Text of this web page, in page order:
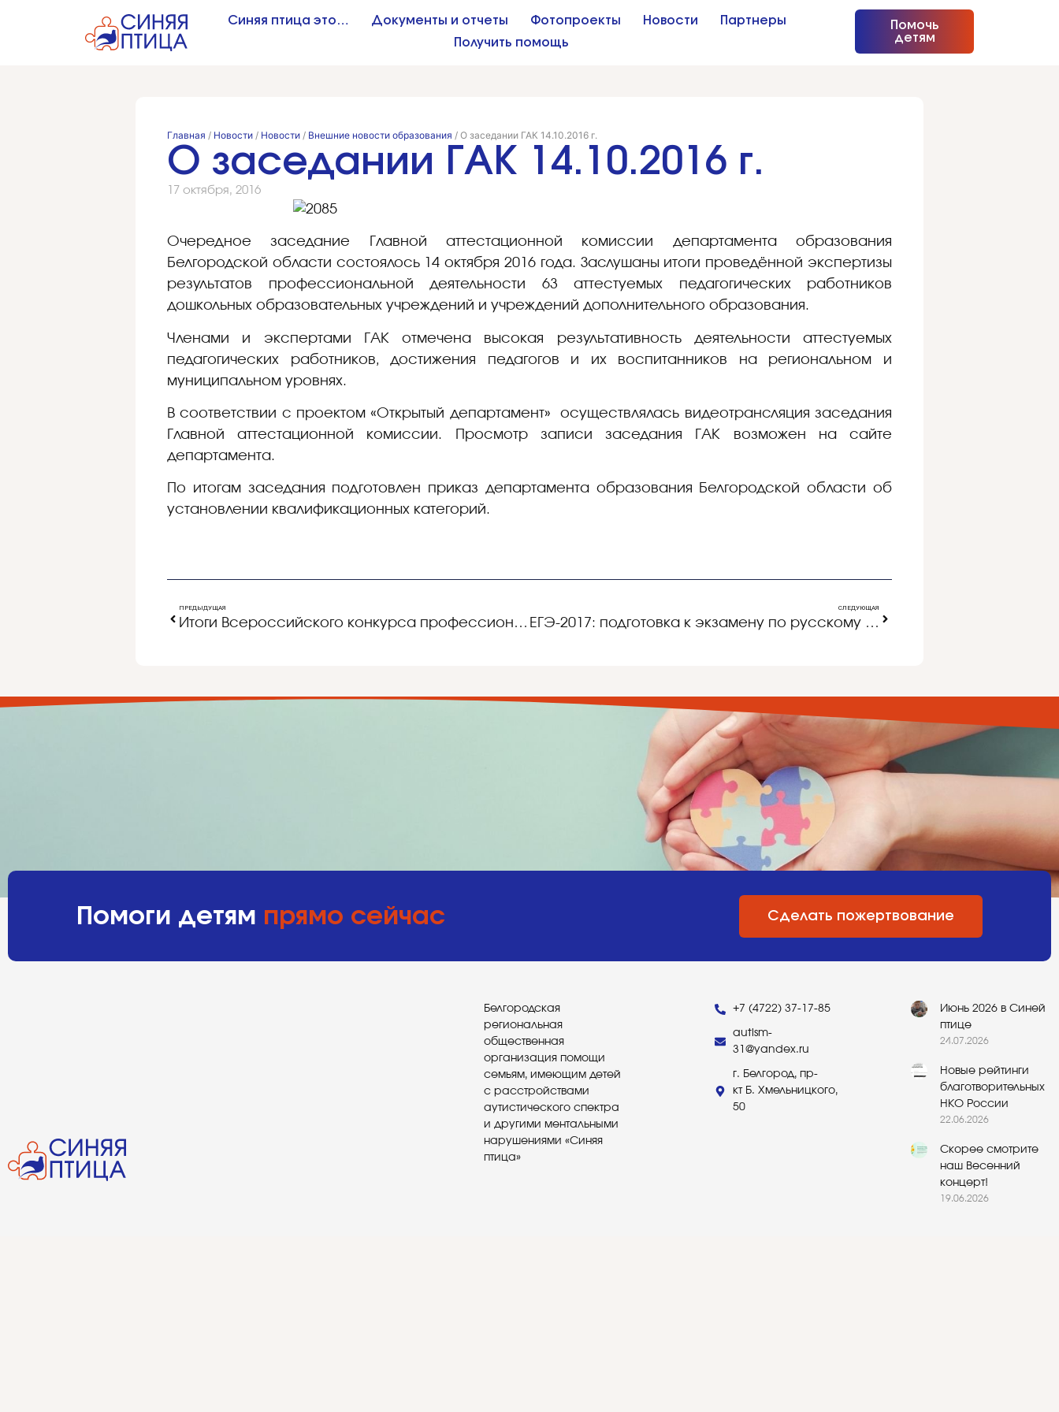
Синяя птица это… Документы и отчеты Фотопроекты Новости
Партнеры
Получить помощь
Помочь
детям
Главная / Новости / Новости / Внешние новости образования / О заседании ГАК 14.10.2016 г.
О заседании ГАК 14.10.2016 г.
17 октября, 2016
Очередное заседание Главной аттестационной комиссии департамента образования
Белгородской области состоялось 14 октября 2016 года. Заслушаны итоги проведённой экспертизы
результатов профессиональной деятельности 63 аттестуемых педагогических работников
дошкольных образовательных учреждений и учреждений дополнительного образования.
Членами и экспертами ГАК отмечена высокая результативность деятельности аттестуемых
педагогических работников, достижения педагогов и их воспитанников на региональном и
муниципальном уровнях.
В соответствии с проектом «Открытый департамент» осуществлялась видеотрансляция заседания
Главной аттестационной комиссии. Просмотр записи заседания ГАК возможен на сайте
департамента.
По итогам заседания подготовлен приказ департамента образования Белгородской области об
установлении квалификационных категорий.
ПРЕДЫДУЩАЯ
Итоги Всероссийского конкурса профессионального мастерства «Педагог-психолог России – 2016»
СЛЕДУЮЩАЯ
ЕГЭ-2017: подготовка к экзамену по русскому языку
Помоги детям прямо сейчас Сделать пожертвование
Белгородская
региональная
общественная
организация помощи
семьям, имеющим детей
с расстройствами
аутистического спектра
и другими ментальными
нарушениями «Синяя
птица»
+7 (4722) 37-17-85
autism-
31@yandex.ru
г. Белгород, пр-
кт Б. Хмельницкого,
50
Июнь 2026 в Синей
птице
24.07.2026
Новые рейтинги
благотворительных
НКО России
22.06.2026
Скорее смотрите
наш Весенний
концерт!
19.06.2026